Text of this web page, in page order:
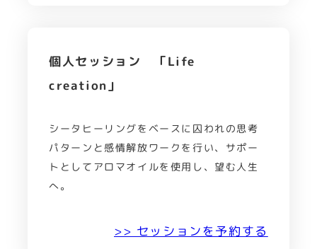
個人セッション 「Life
creation」
シータヒーリングをベースに囚われの思考
パターンと感情解放ワークを行い、サポー
トとしてアロマオイルを使用し、望む人生
へ。
>> セッションを予約する